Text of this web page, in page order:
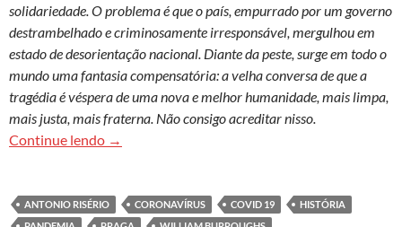
solidariedade. O problema é que o país, empurrado por um governo
destrambelhado e criminosamente irresponsável, mergulhou em
estado de desorientação nacional. Diante da peste, surge em todo o
mundo uma fantasia compensatória: a velha conversa de que a
tragédia é véspera de uma nova e melhor humanidade, mais limpa,
mais justa, mais fraterna. Não consigo acreditar nisso.
Continue lendo
Figuras em busca do azul
→
ANTONIO RISÉRIO CORONAVÍRUS COVID 19
HISTÓRIA